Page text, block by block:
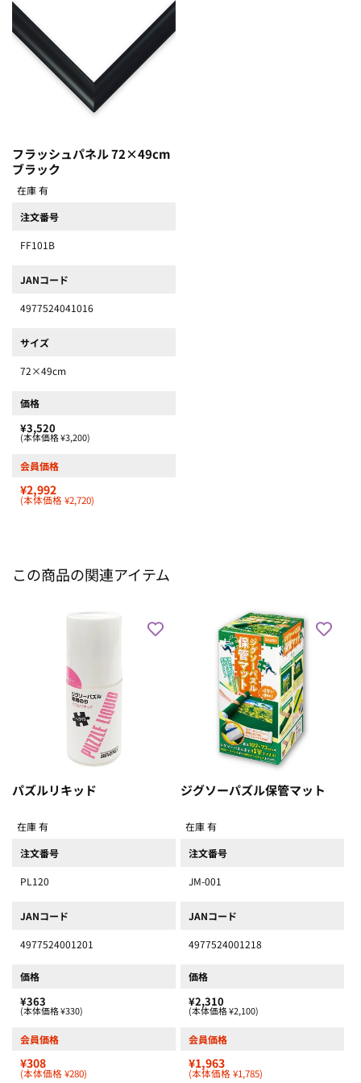
フラッシュパネル 72×49cm
ブラック
在庫 有
注文番号
FF101B
JANコード
4977524041016
サイズ
72×49cm
価格
¥3,520
(本体価格 ¥3,200)
会員価格
¥2,992
(本体価格 ¥2,720)
この商品の関連アイテム
パズルリキッド
在庫 有
注文番号
PL120
JANコード
4977524001201
価格
¥363
(本体価格 ¥330)
会員価格
¥308
(本体価格 ¥280)
ジグソーパズル保管マット
在庫 有
注文番号
JM-001
JANコード
4977524001218
価格
¥2,310
(本体価格 ¥2,100)
会員価格
¥1,963
(本体価格 ¥1,785)